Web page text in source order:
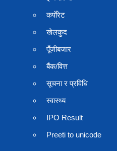
कर्पाेरेट
खेलकुद
पूँजीबजार
बैंक/वित्त
सूचना र प्रविधि
स्वास्थ्य
IPO Result
Preeti to unicode